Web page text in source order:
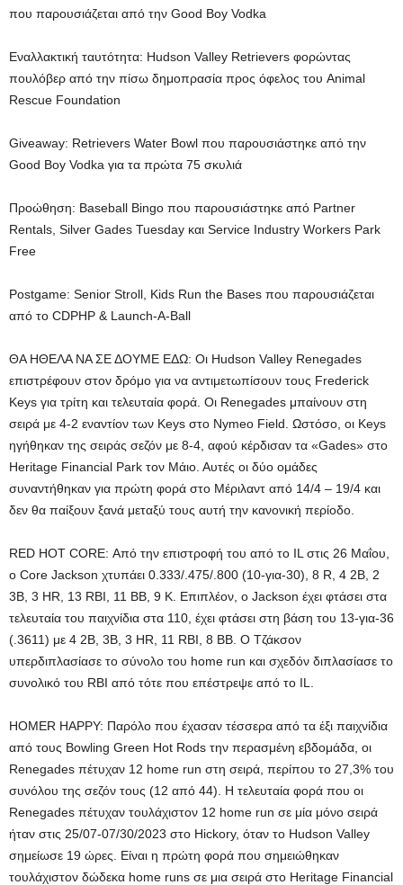
που παρουσιάζεται από την Good Boy Vodka
Εναλλακτική ταυτότητα: Hudson Valley Retrievers φορώντας
πουλόβερ από την πίσω δημοπρασία προς όφελος του Animal
Rescue Foundation
Giveaway: Retrievers Water Bowl που παρουσιάστηκε από την
Good Boy Vodka για τα πρώτα 75 σκυλιά
Προώθηση: Baseball Bingo που παρουσιάστηκε από Partner
Rentals, Silver Gades Tuesday και Service Industry Workers Park
Free
Postgame: Senior Stroll, Kids Run the Bases που παρουσιάζεται
από το CDPHP & Launch-A-Ball
ΘΑ ΗΘΕΛΑ ΝΑ ΣΕ ΔΟΥΜΕ ΕΔΩ: Οι Hudson Valley Renegades
επιστρέφουν στον δρόμο για να αντιμετωπίσουν τους Frederick
Keys για τρίτη και τελευταία φορά. Οι Renegades μπαίνουν στη
σειρά με 4-2 εναντίον των Keys στο Nymeo Field. Ωστόσο, οι Keys
ηγήθηκαν της σειράς σεζόν με 8-4, αφού κέρδισαν τα «Gades» στο
Heritage Financial Park τον Μάιο. Αυτές οι δύο ομάδες
συναντήθηκαν για πρώτη φορά στο Μέριλαντ από 14/4 – 19/4 και
δεν θα παίξουν ξανά μεταξύ τους αυτή την κανονική περίοδο.
RED HOT CORE: Από την επιστροφή του από το IL στις 26 Μαΐου,
ο Core Jackson χτυπάει 0.333/.475/.800 (10-για-30), 8 R, 4 2B, 2
3B, 3 HR, 13 RBI, 11 BB, 9 K. Επιπλέον, ο Jackson έχει φτάσει στα
τελευταία του παιχνίδια στα 110, έχει φτάσει στη βάση του 13-για-36
(.3611) με 4 2B, 3B, 3 HR, 11 RBI, 8 BB. Ο Τζάκσον
υπερδιπλασίασε το σύνολο του home run και σχεδόν διπλασίασε το
συνολικό του RBI από τότε που επέστρεψε από το IL.
HOMER HAPPY: Παρόλο που έχασαν τέσσερα από τα έξι παιχνίδια
από τους Bowling Green Hot Rods την περασμένη εβδομάδα, οι
Renegades πέτυχαν 12 home run στη σειρά, περίπου το 27,3% του
συνόλου της σεζόν τους (12 από 44). Η τελευταία φορά που οι
Renegades πέτυχαν τουλάχιστον 12 home run σε μία μόνο σειρά
ήταν στις 25/07-07/30/2023 στο Hickory, όταν το Hudson Valley
σημείωσε 19 ώρες. Είναι η πρώτη φορά που σημειώθηκαν
τουλάχιστον δώδεκα home runs σε μια σειρά στο Heritage Financial